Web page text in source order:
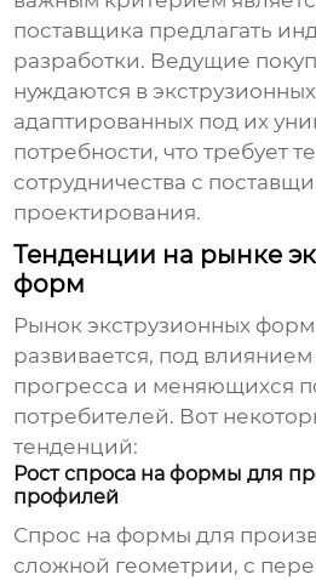
поставщика предлагать
разработки. Ведущие
нуждаются в
адаптированных под их
потребности, что требует
сотрудничества с
проектирования.
Тенденции на рынке
форм
Рынок экструзионных
развивается, под
прогресса и меняющихся
потребителей. Вот
тенденций:
Рост спроса на формы для
профилей
Спрос на формы для
сложной геометрии, с